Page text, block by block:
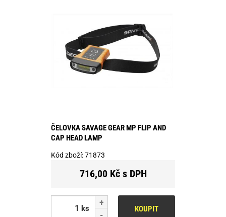
ČELOVKA SAVAGE GEAR MP FLIP AND
CAP HEAD LAMP
Kód zboží:71873
716,00 Kč s DPH
ks KOUPIT